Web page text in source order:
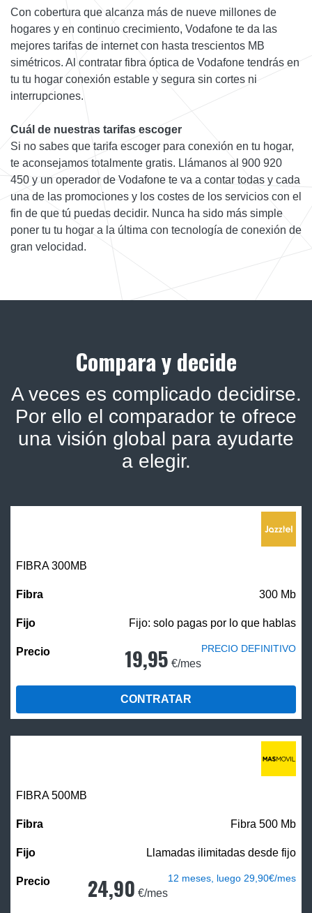
Con cobertura que alcanza más de nueve millones de
hogares y en continuo crecimiento, Vodafone te da las
mejores tarifas de internet con hasta trescientos MB
simétricos. Al contratar fibra óptica de Vodafone tendrás en
tu tu hogar conexión estable y segura sin cortes ni
interrupciones.
Cuál de nuestras tarifas escoger
Si no sabes que tarifa escoger para conexión en tu hogar,
te aconsejamos totalmente gratis. Llámanos al 900 920
450 y un operador de Vodafone te va a contar todas y cada
una de las promociones y los costes de los servicios con el
fin de que tú puedas decidir. Nunca ha sido más simple
poner tu tu hogar a la última con tecnología de conexión de
gran velocidad.
Compara y decide
A veces es complicado decidirse.
Por ello el comparador te ofrece
una visión global para ayudarte
a elegir.
FIBRA 300MB
300 Mb
Fijo: solo pagas por lo que hablas
19,95 €/mes
PRECIO DEFINITIVO
CONTRATAR
FIBRA500MB
Fibra 500 Mb
Llamadas ilimitadas desde fijo
24,90 €/mes
12 meses, luego 29,90€/mes